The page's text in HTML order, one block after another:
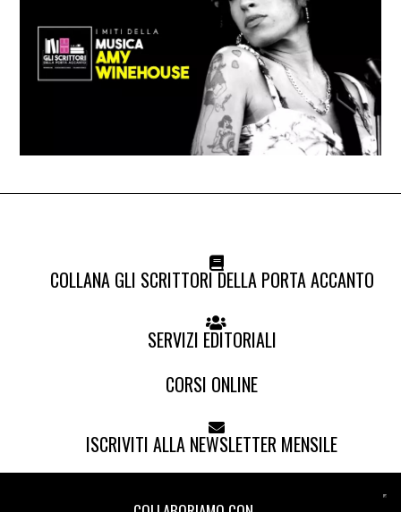
COLLANA GLI SCRITTORI DELLA PORTA ACCANTO
SERVIZI EDITORIALI
CORSI ONLINE
ISCRIVITI ALLA NEWSLETTER MENSILE